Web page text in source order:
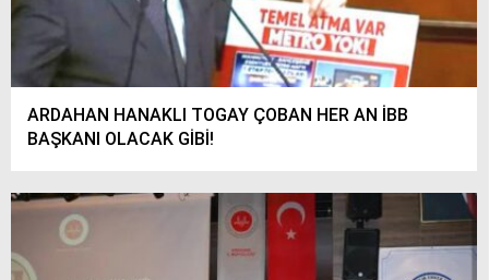
ARDAHAN HANAKLI TOGAY ÇOBAN HER AN İBB
BAŞKANI OLACAK GİBİ!